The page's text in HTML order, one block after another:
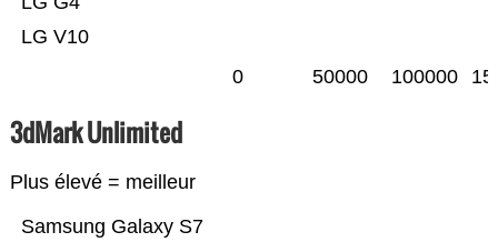
LG V10
0 50000 100000
3dMark Unlimited
Plus élevé = meilleur
Samsung Galaxy S7